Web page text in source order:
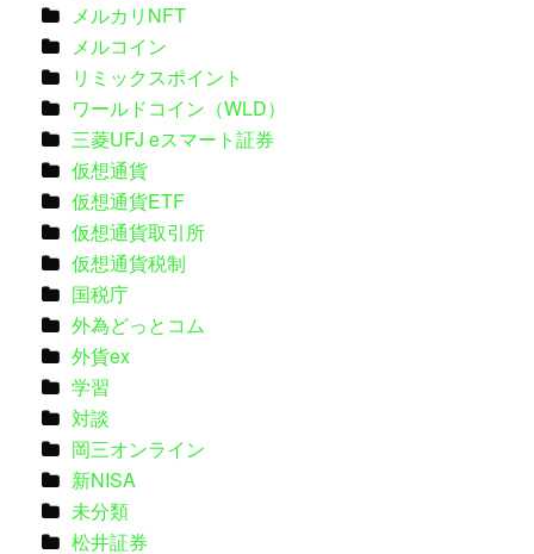
メルカリNFT
メルコイン
リミックスポイント
ワールドコイン（WLD）
三菱UFJ eスマート証券
仮想通貨
仮想通貨ETF
仮想通貨取引所
仮想通貨税制
国税庁
外為どっとコム
外貨ex
学習
対談
岡三オンライン
新NISA
未分類
松井証券